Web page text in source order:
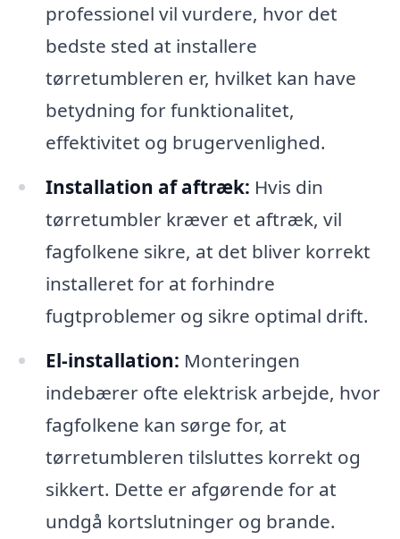
professionel vil vurdere, hvor det
bedste sted at installere
tørretumbleren er, hvilket kan have
betydning for funktionalitet,
effektivitet og brugervenlighed.
Installation af aftræk: Hvis din
tørretumbler kræver et aftræk, vil
fagfolkene sikre, at det bliver korrekt
installeret for at forhindre
fugtproblemer og sikre optimal drift.
El-installation: Monteringen
indebærer ofte elektrisk arbejde, hvor
fagfolkene kan sørge for, at
tørretumbleren tilsluttes korrekt og
sikkert. Dette er afgørende for at
undgå kortslutninger og brande.